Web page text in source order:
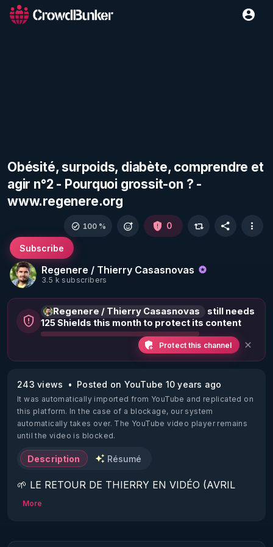
Obésité, surpoids, diabète, comprendre et
agir n°2 - Pourquoi grossit-on ? -
www.regenere.org
Regenere / Thierry Casasnovas
3.5 k subscribers
Subscribe
100 % 0
Regenere / Thierry Casasnovas
still needs
125 Shields this month to protect its content
Protect this channel
243 views Posted on YouTube 10 years ago
It was automatically imported from YouTube and replicated on
this platform. In the case of a blockage, our system
automatically takes over. The YouTube video player remains
until the video is blocked.
Description Résumé
🌱 LE RETOUR DE THIERRY EN VIDÉO (AVRIL
2022)!
https://www.rgnr.fr/presentation.html
More